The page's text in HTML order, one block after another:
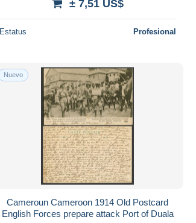
± 7,51 US$
Estatus Profesional
Nuevo
Cameroun Cameroon 1914 Old Postcard
English Forces prepare attack Port of Duala